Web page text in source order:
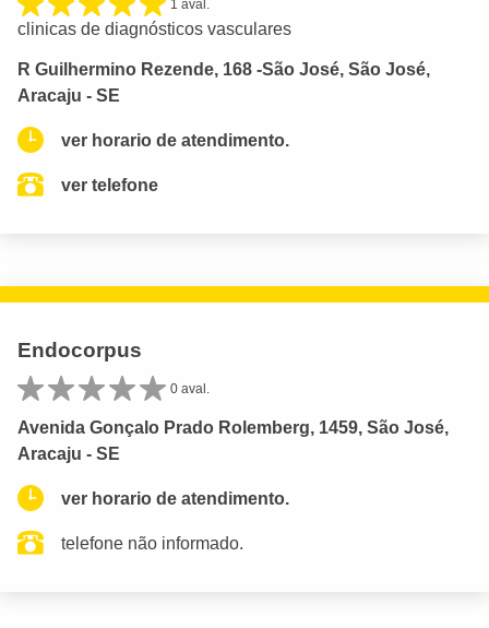
1 aval.
clinicas de diagnósticos vasculares
R Guilhermino Rezende, 168 -São José, São José,
Aracaju - SE
ver horario de atendimento.
ver telefone
Endocorpus
0 aval.
Avenida Gonçalo Prado Rolemberg, 1459, São José,
Aracaju - SE
ver horario de atendimento.
telefone não informado.